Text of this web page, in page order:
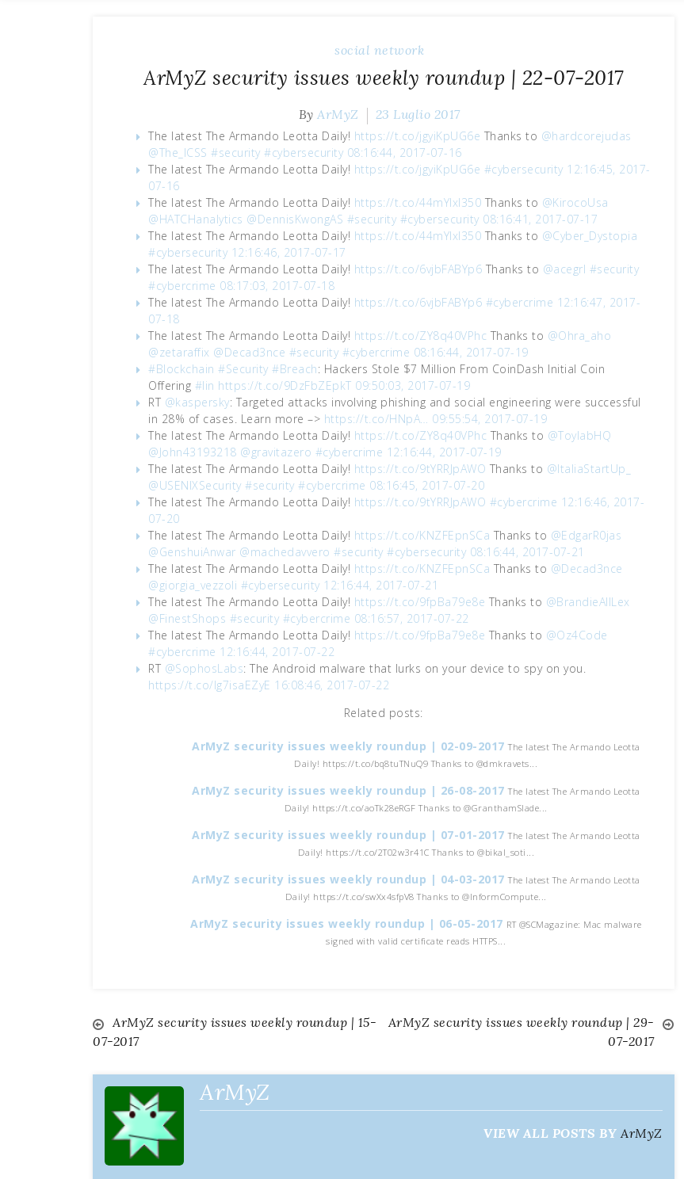
social network
ArMyZ security issues weekly roundup | 22-07-2017
ByArMyZ 23 Luglio 2017
The latest The Armando Leotta Daily! https://t.co/jgyiKpUG6e Thanks to @hardcorejudas
@The_ICSS #security #cybersecurity 08:16:44, 2017-07-16
The latest The Armando Leotta Daily! https://t.co/jgyiKpUG6e #cybersecurity 12:16:45, 2017-
07-16
The latest The Armando Leotta Daily! https://t.co/44mYlxI350 Thanks to @KirocoUsa
@HATCHanalytics @DennisKwongAS #security #cybersecurity 08:16:41, 2017-07-17
The latest The Armando Leotta Daily! https://t.co/44mYlxI350 Thanks to @Cyber_Dystopia
#cybersecurity 12:16:46, 2017-07-17
The latest The Armando Leotta Daily! https://t.co/6vjbFABYp6 Thanks to @acegrl #security
#cybercrime 08:17:03, 2017-07-18
The latest The Armando Leotta Daily! https://t.co/6vjbFABYp6 #cybercrime 12:16:47, 2017-
07-18
The latest The Armando Leotta Daily! https://t.co/ZY8q40VPhc Thanks to @Ohra_aho
@zetaraffix @Decad3nce #security #cybercrime 08:16:44, 2017-07-19
#Blockchain #Security #Breach: Hackers Stole $7 Million From CoinDash Initial Coin
Offering #lin https://t.co/9DzFbZEpkT 09:50:03, 2017-07-19
RT @kaspersky: Targeted attacks involving phishing and social engineering were successful
in 28% of cases. Learn more –> https://t.co/HNpA… 09:55:54, 2017-07-19
The latest The Armando Leotta Daily! https://t.co/ZY8q40VPhc Thanks to @ToylabHQ
@John43193218 @gravitazero #cybercrime 12:16:44, 2017-07-19
The latest The Armando Leotta Daily! https://t.co/9tYRRJpAWO Thanks to @ItaliaStartUp_
@USENIXSecurity #security #cybercrime 08:16:45, 2017-07-20
The latest The Armando Leotta Daily! https://t.co/9tYRRJpAWO #cybercrime 12:16:46, 2017-
07-20
The latest The Armando Leotta Daily! https://t.co/KNZFEpnSCa Thanks to @EdgarR0jas
@GenshuiAnwar @machedavvero #security #cybersecurity 08:16:44, 2017-07-21
The latest The Armando Leotta Daily! https://t.co/KNZFEpnSCa Thanks to @Decad3nce
@giorgia_vezzoli #cybersecurity 12:16:44, 2017-07-21
The latest The Armando Leotta Daily! https://t.co/9fpBa79e8e Thanks to @BrandieAllLex
@FinestShops #security #cybercrime 08:16:57, 2017-07-22
The latest The Armando Leotta Daily! https://t.co/9fpBa79e8e Thanks to @Oz4Code
#cybercrime 12:16:44, 2017-07-22
RT @SophosLabs: The Android malware that lurks on your device to spy on you.
https://t.co/lg7isaEZyE 16:08:46, 2017-07-22
Related posts:
ArMyZ security issues weekly roundup | 02-09-2017The latest The Armando Leotta
Daily! https://t.co/bq8tuTNuQ9 Thanks to @dmkravets...
ArMyZ security issues weekly roundup | 26-08-2017The latest The Armando Leotta
Daily! https://t.co/aoTk28eRGF Thanks to @GranthamSlade...
ArMyZ security issues weekly roundup | 07-01-2017The latest The Armando Leotta
Daily! https://t.co/2T02w3r41C Thanks to @bikal_soti...
ArMyZ security issues weekly roundup | 04-03-2017The latest The Armando Leotta
Daily! https://t.co/swXx4sfpV8 Thanks to @InformCompute...
ArMyZ security issues weekly roundup | 06-05-2017 RT @SCMagazine: Mac malware
signed with valid certificate reads HTTPS...
Navigazione
articoli
ArMyZ security issues weekly roundup | 15-
07-2017
ArMyZ security issues weekly roundup | 29-
07-2017
ArMyZ
VIEW ALL POSTS BYArMyZ